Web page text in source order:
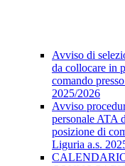
Avviso di
da collocare in
comando
2025/2026
Avviso
personale ATA
posizione di
Liguria a.s.